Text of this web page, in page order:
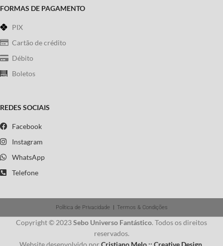
FORMAS DE PAGAMENTO
PIX
Cartão de crédito
Débito
Boletos
REDES SOCIAIS
Facebook
Instagram
WhatsApp
Telefone
Política de Privacidade | Termos & Condições
Copyright © 2023Sebo Universo Fantástico. Todos os direitos
reservados.
Website desenvolvido por Cristiano Melo :: Creative Design